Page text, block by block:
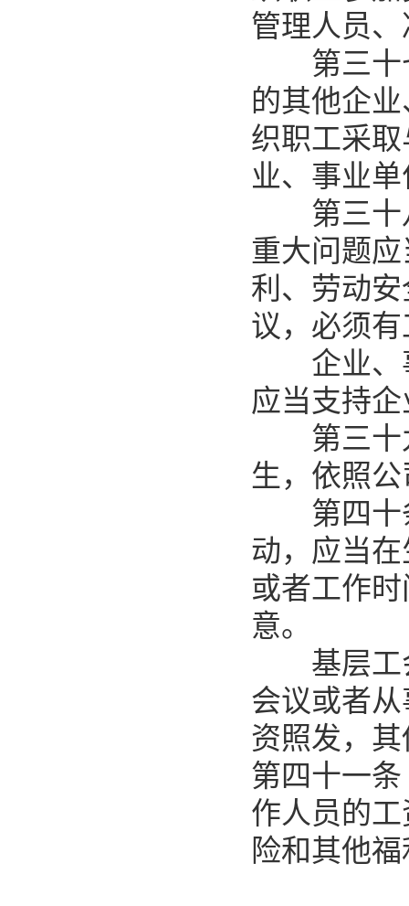
管理人员
第三十七
的其他企
织职工采
业、事业
第三十八
重大问题
利、劳动
议，必须
企业、事
应当支持
第三十九
生，依照
第四十条
动，应当
或者工作
意。
基层工会
会议或者
资照发，
第四十一
作人员的
险和其他